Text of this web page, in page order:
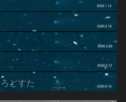
ろどすた